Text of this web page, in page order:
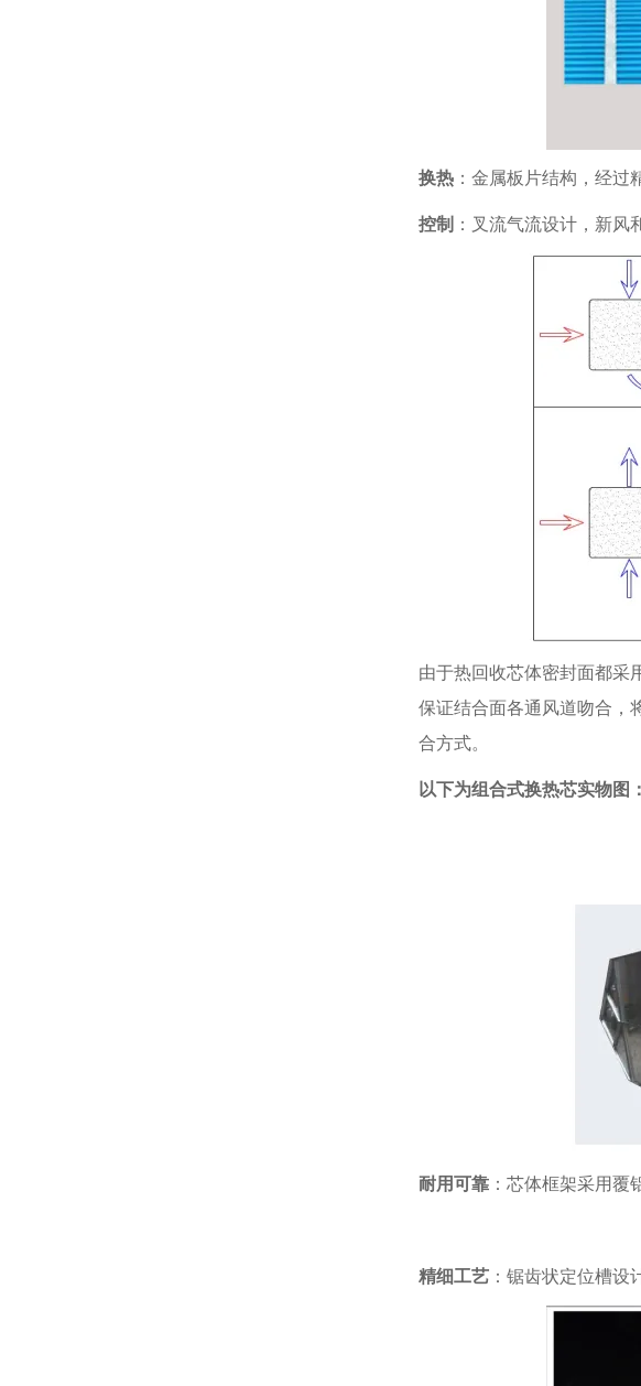
换热 ：金属板片结构，经过
控制 ：叉流气流设计，新风
由于热回收芯体密封面都采
保证结合面各通风道吻合，
合方式。
以下为组合式换热芯实物图：
耐用可靠 ：芯体框架采用覆
精细工艺 ：锯齿状定位槽设